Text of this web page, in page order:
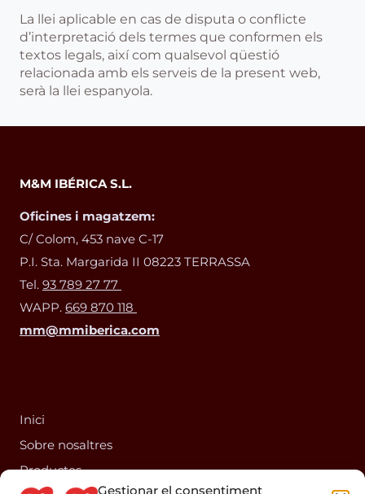
Gestionar el consentiment
La llei aplicable en cas de disputa o conflicte
d’interpretació dels termes que conformen els
textos legals, així com qualsevol qüestió
relacionada amb els serveis de la present web,
serà la llei espanyola.
M&M IBÉRICA S.L.
Oficines i magatzem:
C/ Colom, 453 nave C-17
P.I. Sta. Margarida II 08223 TERRASSA
Tel. 93 789 27 77
WAPP. 669 870 118
mm@mmiberica.com
Inici
Sobre nosaltres
Productes